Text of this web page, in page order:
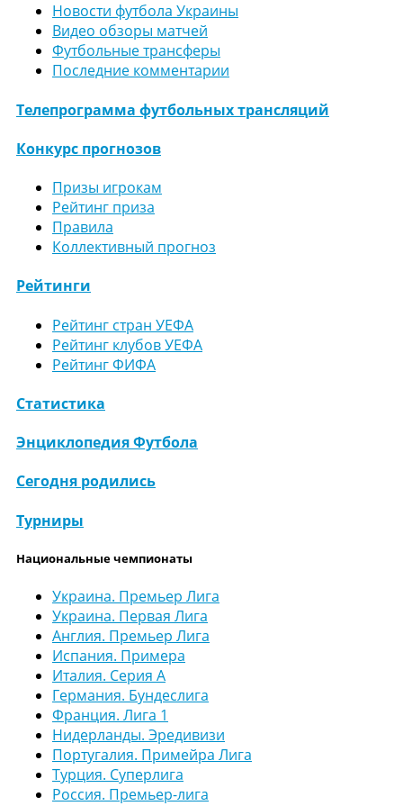
Новости футбола Украины
Видео обзоры матчей
Футбольные трансферы
Последние комментарии
Телепрограмма футбольных трансляций
Конкурс прогнозов
Призы игрокам
Рейтинг приза
Правила
Коллективный прогноз
Рейтинги
Рейтинг стран УЕФА
Рейтинг клубов УЕФА
Рейтинг ФИФА
Статистика
Энциклопедия Футбола
Сегодня родились
Турниры
Национальные чемпионаты
Украина. Премьер Лига
Украина. Первая Лига
Англия. Премьер Лига
Испания. Примера
Италия. Серия А
Германия. Бундеслига
Франция. Лига 1
Нидерланды. Эредивизи
Португалия. Примейра Лига
Турция. Суперлига
Россия. Премьер-лига